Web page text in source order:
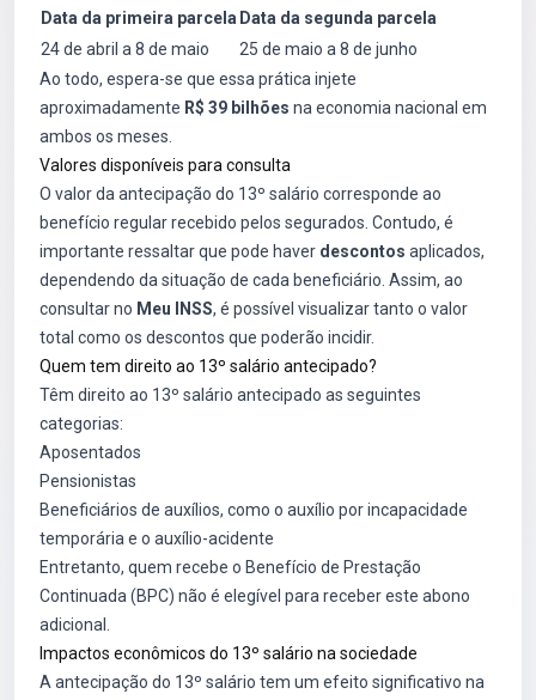
Data da primeira parcela Data da segunda parcela
24 de abril a 8 de maio
25 de maio a 8 de junho
Ao todo, espera-se que essa prática injete
aproximadamente R$ 39 bilhões na economia nacional em
ambos os meses.
Valores disponíveis para consulta
O valor da antecipação do 13º salário corresponde ao
benefício regular recebido pelos segurados. Contudo, é
importante ressaltar que pode haver descontos aplicados,
dependendo da situação de cada beneficiário. Assim, ao
consultar no Meu INSS, é possível visualizar tanto o valor
total como os descontos que poderão incidir.
Quem tem direito ao 13º salário antecipado?
Têm direito ao 13º salário antecipado as seguintes
categorias:
Aposentados
Pensionistas
Beneficiários de auxílios, como o auxílio por incapacidade
temporária e o auxílio-acidente
Entretanto, quem recebe o Benefício de Prestação
Continuada (BPC) não é elegível para receber este abono
adicional.
Impactos econômicos do 13º salário na sociedade
A antecipação do 13º salário tem um efeito significativo na